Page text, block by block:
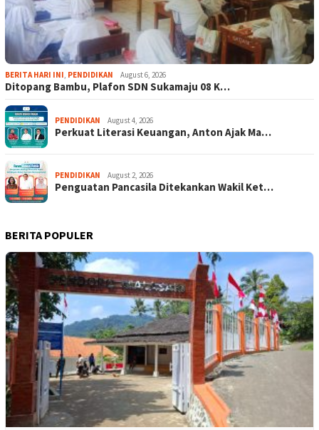
BERITA HARI INI PENDIDIKAN August 6, 2026
Ditopang Bambu, Plafon SDN Sukamaju 08 K…
PENDIDIKAN August 4, 2026
Perkuat Literasi Keuangan, Anton Ajak Ma…
PENDIDIKAN August 2, 2026
Penguatan Pancasila Ditekankan Wakil Ket…
BERITA POPULER